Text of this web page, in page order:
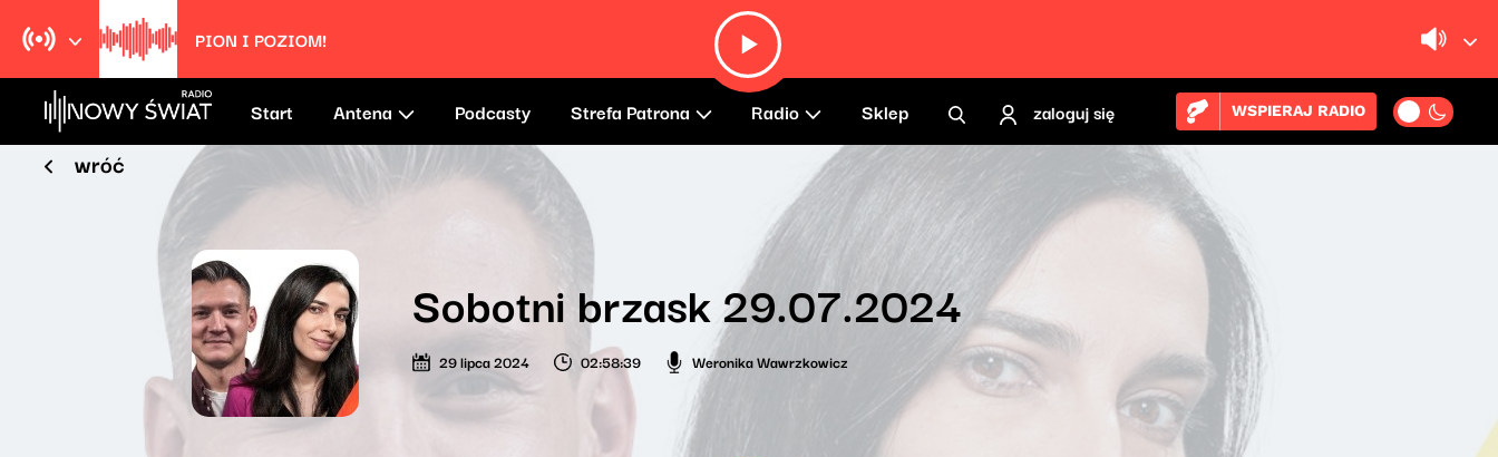
PION I POZIOM!
Start Antena Podcasty Strefa Patrona Radio Sklep zaloguj się WSPIERAJ RADIO
wróć
Sobotni brzask 29.07.2024
29 lipca 2024 02:58:39 Weronika Wawrzkowicz